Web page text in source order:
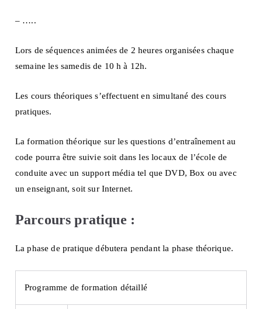
– …..
Lors de séquences animées de 2 heures organisées chaque
semaine les samedis de 10 h à 12h.
Les cours théoriques s’effectuent en simultané des cours
pratiques.
La formation théorique sur les questions d’entraînement au
code pourra être suivie soit dans les locaux de l’école de
conduite avec un support média tel que DVD, Box ou avec
un enseignant, soit sur Internet.
Parcours pratique :
La phase de pratique débutera pendant la phase théorique.
Programme de formation détaillé